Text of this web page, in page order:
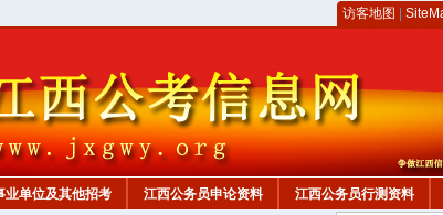
访客地图
业单位及其他招考 江西公务员申论资料 江西公务员行测资料